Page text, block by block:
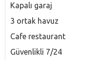
Kapalı garaj
3 ortak havuz
Cafe restaurant
Güvenlikli 7/24